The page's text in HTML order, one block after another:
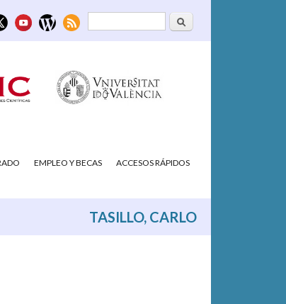
Formulario deBuscar
EMPLEO Y BECAS ACCESOS RÁPIDOS
TASILLO, CARLO